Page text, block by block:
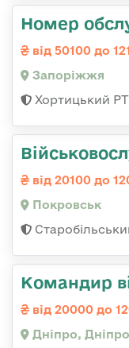
Номер
від 50100 до
Запоріжжя
Хортицький
від 20100 до
Покровськ
Командир
від 20000 до
Дніпро,